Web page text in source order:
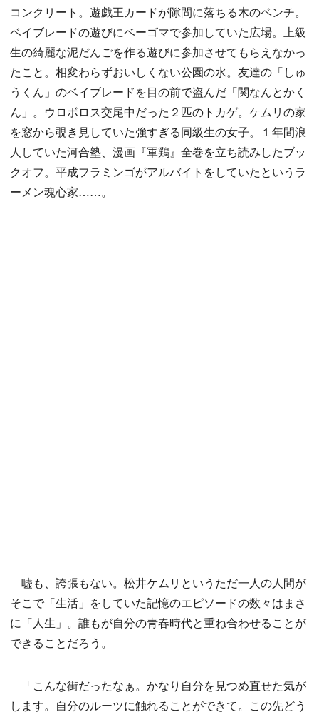
コンクリート。遊戯王カードが隙間に落ちる木のベンチ。
ベイブレードの遊びにベーゴマで参加していた広場。上級
生の綺麗な泥だんごを作る遊びに参加させてもらえなかっ
たこと。相変わらずおいしくない公園の水。友達の「しゅ
うくん」のベイブレードを目の前で盗んだ「関なんとかく
ん」。ウロボロス交尾中だった２匹のトカゲ。ケムリの家
を窓から覗き見していた強すぎる同級生の女子。１年間浪
人していた河合塾、漫画『軍鶏』全巻を立ち読みしたブッ
クオフ。平成フラミンゴがアルバイトをしていたというラ
ーメン魂心家……。
嘘も、誇張もない。松井ケムリというただ一人の人間が
そこで「生活」をしていた記憶のエピソードの数々はまさ
に「人生」。誰もが自分の青春時代と重ね合わせることが
できることだろう。
「こんな街だったなぁ。かなり自分を見つめ直せた気が
します。自分のルーツに触れることができて。この先どう